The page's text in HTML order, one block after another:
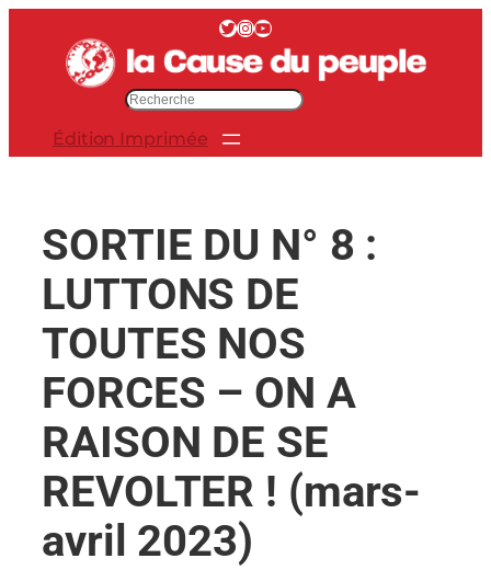
contenu
Twitter InstagramYouTube
c
r
Édition Imprimée
SORTIE DU N° 8 :
LUTTONS DE
TOUTES NOS
FORCES – ON A
RAISON DE SE
REVOLTER ! (mars-
avril 2023)